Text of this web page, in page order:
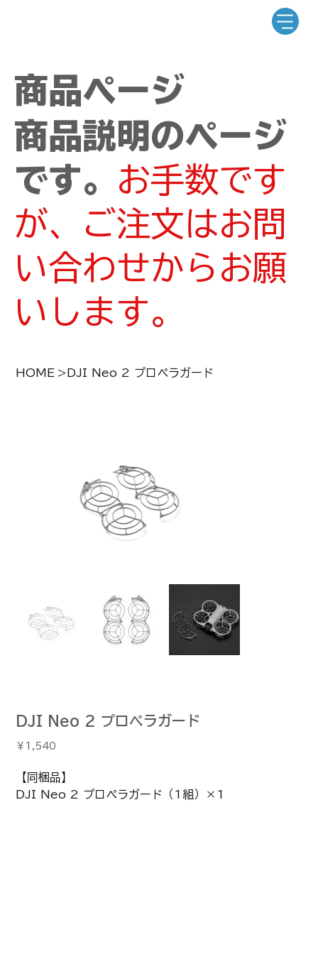
商品ページ
商品説明のページ
です。 お手数です
が、ご注文はお問
い合わせからお願
いします。
HOME > DJI Neo 2 プロペラガード
DJI Neo 2 プロペラガード
価
格
￥1,540
【同梱品】
DJI Neo 2 プロペラガード（1組）×1